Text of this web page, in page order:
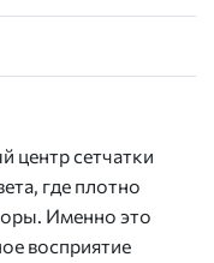
центр сетчатки
где плотно
Именно это
восприятие